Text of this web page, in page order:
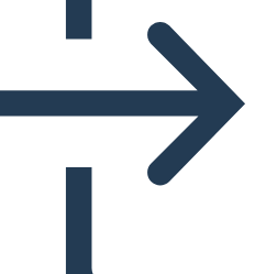
ציר זמן תנועות